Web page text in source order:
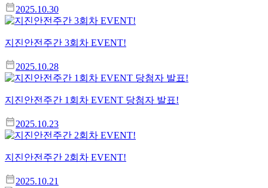
2025.10.30
지진안전주간 3회차 EVENT!
2025.10.28
지진안전주간 1회차 EVENT 당첨자 발표!
2025.10.23
지진안전주간 2회차 EVENT!
2025.10.21